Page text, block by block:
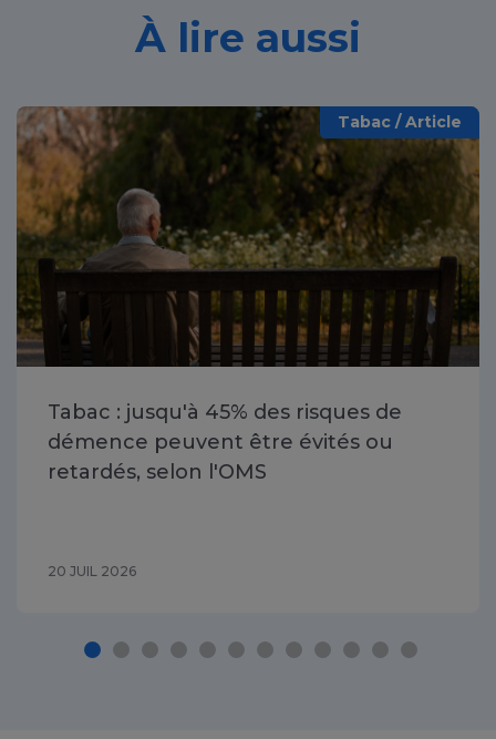
À lire aussi
Tabac / Article
Tabac : jusqu'à 45% des risques de
démence peuvent être évités ou
retardés, selon l'OMS
20 JUIL 2026